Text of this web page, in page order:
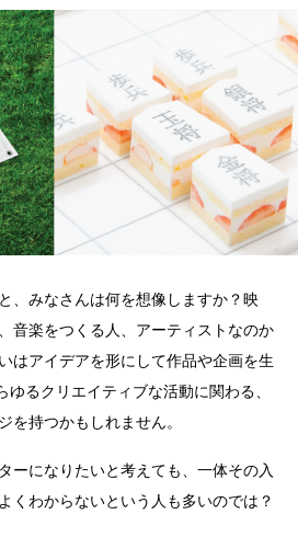
、みなさんは何を想像しますか？映
音楽をつくる人、アーティストなのか
はアイデアを形にして作品や企画を生
るクリエイティブな活動に関わる、
を持つかもしれません。
ーになりたいと考えても、一体その入
くわからないという人も多いのでは？